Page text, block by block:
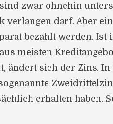
zwar ohnehin
verlangen darf. Aber
bezahlt werden.
meisten
sich der Zins. In
erhalten haben.